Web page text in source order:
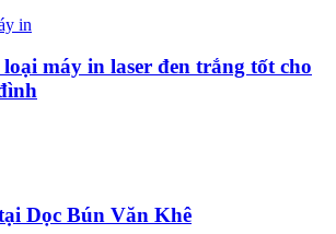
máy in laser đen trắng tốt cho
Dọc Bún Văn Khê